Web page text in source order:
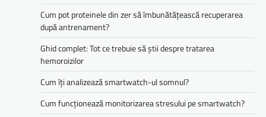
Cum pot proteinele din zer să îmbunătățească recuperarea
după antrenament?
Ghid complet: Tot ce trebuie să știi despre tratarea
hemoroizilor
Cum îți analizează smartwatch-ul somnul?
Cum funcționează monitorizarea stresului pe smartwatch?